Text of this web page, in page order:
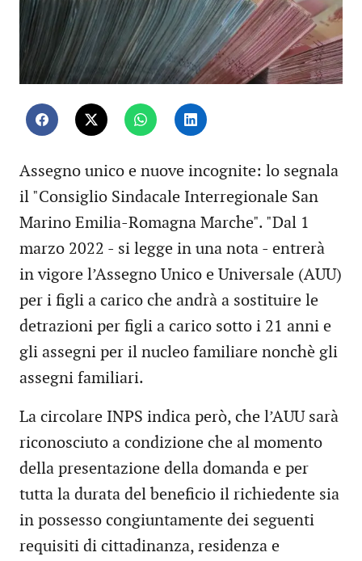
Assegno unico e nuove incognite: lo segnala
il "Consiglio Sindacale Interregionale San
Marino Emilia-Romagna Marche". "Dal 1
marzo 2022 - si legge in una nota - entrerà
in vigore l’Assegno Unico e Universale (AUU)
per i figli a carico che andrà a sostituire le
detrazioni per figli a carico sotto i 21 anni e
gli assegni per il nucleo familiare nonchè gli
assegni familiari.
La circolare INPS indica però, che l’AUU sarà
riconosciuto a condizione che al momento
della presentazione della domanda e per
tutta la durata del beneficio il richiedente sia
in possesso congiuntamente dei seguenti
requisiti di cittadinanza, residenza e